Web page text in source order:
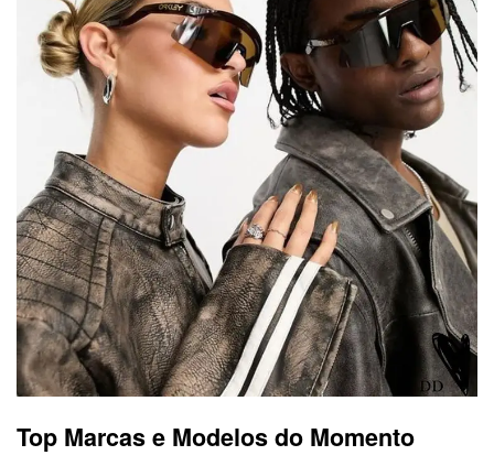
Top Marcas e Modelos do Momento